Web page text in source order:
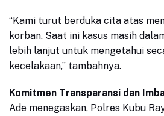
“Kami turut berduka cita atas
korban. Saat ini kasus masih
lebih lanjut untuk mengetahui
kecelakaan,” tambahnya.
Komitmen Transparansi dan
Ade menegaskan, Polres Kubu